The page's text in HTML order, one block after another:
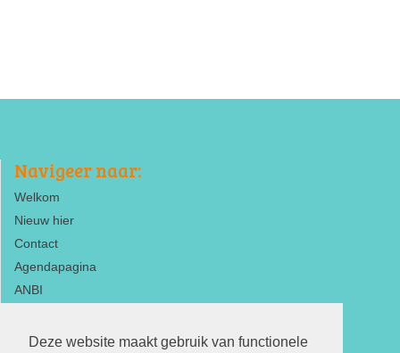
Deze website maakt gebruik van functionele
Navigeer naar:
Welkom
Nieuw hier
Contact
Agendapagina
ANBI